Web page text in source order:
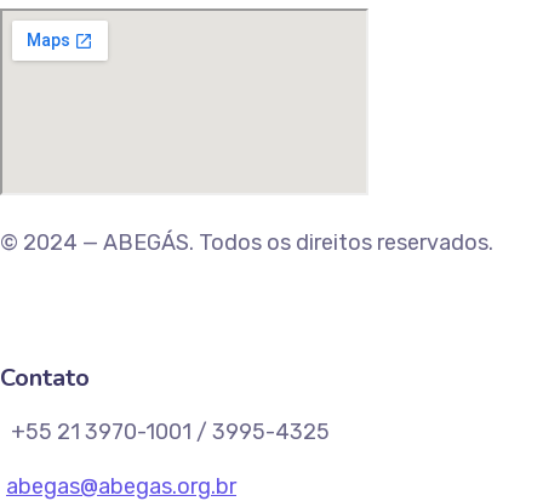
© 2024 — ABEGÁS. Todos os direitos reservados.
Contato
+55 21 3970-1001 / 3995-4325
abegas@abegas.org.br